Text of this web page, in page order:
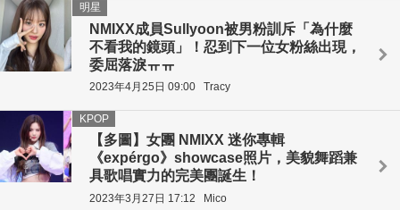
NMIXX成員Sullyoon被男粉訓斥「為什麼
不看我的鏡頭」！忍到下一位女粉絲出現，
委屈落淚ㅠㅠ
明星
2023年4月25日 09:00 Tracy
【多圖】女團 NMIXX 迷你專輯
《expérgo》showcase照片，美貌舞蹈兼
具歌唱實力的完美團誕生！
KPOP
2023年3月27日 17:12 Mico